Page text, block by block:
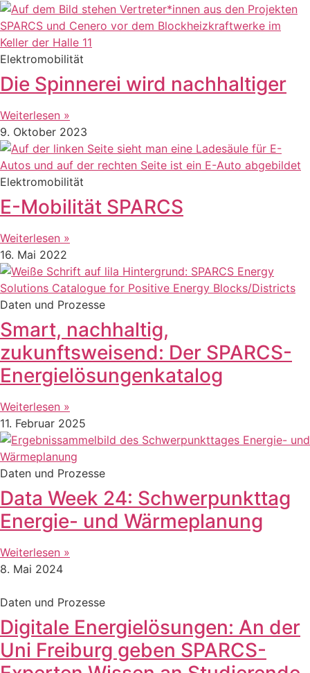
Elektromobilität
Die Spinnerei wird nachhaltiger
Weiterlesen »
9. Oktober 2023
Elektromobilität
E-Mobilität SPARCS
Weiterlesen »
16. Mai 2022
Daten und Prozesse
Smart, nachhaltig,
zukunftsweisend: Der SPARCS-
Energielösungenkatalog
Weiterlesen »
11. Februar 2025
Daten und Prozesse
Data Week 24: Schwerpunkttag
Energie- und Wärmeplanung
Weiterlesen »
8. Mai 2024
Daten und Prozesse
Digitale Energielösungen: An der
Uni Freiburg geben SPARCS-